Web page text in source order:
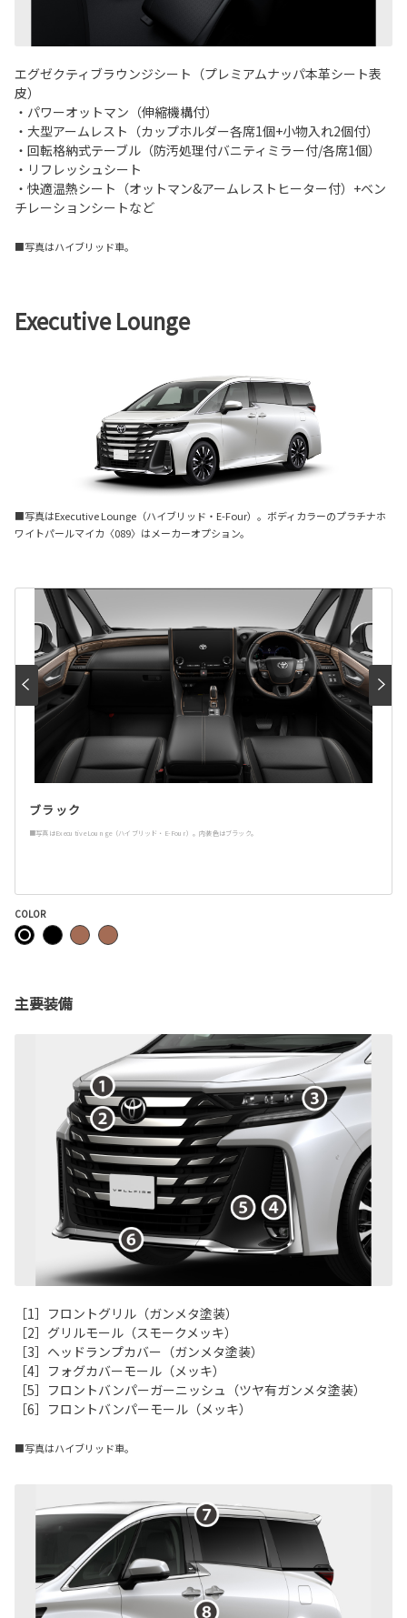
エグゼクティブラウンジシート（プレミアムナッパ本革シート表
皮）
・パワーオットマン（伸縮機構付）
・大型アームレスト（カップホルダー各席1個+小物入れ2個付）
・回転格納式テーブル（防汚処理付バニティミラー付/各席1個）
・リフレッシュシート
・快適温熱シート（オットマン&アームレストヒーター付）+ベン
チレーションシートなど
■写真はハイブリッド車。
Executive Lounge
■写真はExecutive Lounge（ハイブリッド・E-Four）。ボディカラーのプラチナホ
ワイトパールマイカ〈089〉はメーカーオプション。
ブラック
■写真はExecutive Lounge（ハイブリッド・E-Four）。内装色はブラック。
COLOR
主要装備
［1］フロントグリル（ガンメタ塗装）
［2］グリルモール（スモークメッキ）
［3］ヘッドランプカバー（ガンメタ塗装）
［4］フォグカバーモール（メッキ）
［5］フロントバンパーガーニッシュ（ツヤ有ガンメタ塗装）
［6］フロントバンパーモール（メッキ）
■写真はハイブリッド車。